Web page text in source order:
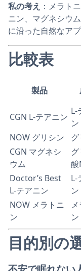
私の考え ：メラト
ニン、マグネシウ
に沿った自然なア
比較表
製品
CGN L-テアニン
L-
ン
NOW グリシン
CGN マグネシ
ウム
Doctor’s Best
L-テアニン
L-
ン
NOW メラトニ
ン
ン
目的別の